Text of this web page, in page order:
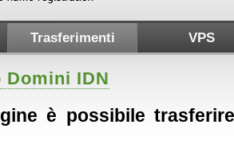
Trasferimenti VPS
IDN
è possibile